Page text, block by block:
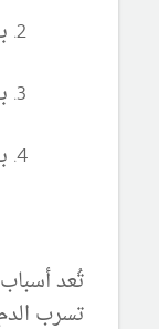
تُعد
تسرب